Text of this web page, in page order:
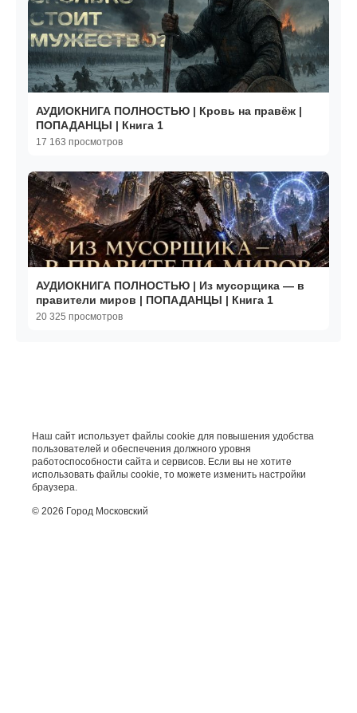
АУДИОКНИГА ПОЛНОСТЬЮ | Кровь на правёж |
ПОПАДАНЦЫ | Книга 1
17 163 просмотров
АУДИОКНИГА ПОЛНОСТЬЮ | Из мусорщика — в
правители миров | ПОПАДАНЦЫ | Книга 1
20 325 просмотров
Наш сайт использует файлы cookie для повышения удобства
пользователей и обеспечения должного уровня
работоспособности сайта и сервисов. Если вы не хотите
использовать файлы cookie, то можете изменить настройки
браузера.
© 2026 Город Московский